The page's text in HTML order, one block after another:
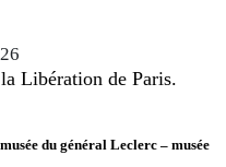
Libération de Paris.
du général Leclerc – musée